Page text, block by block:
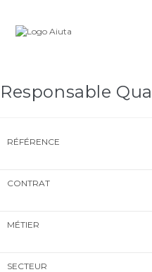
content
Carrière
Responsable
RÉFÉRENCE
CONTRAT
MÉTIER
SECTEUR